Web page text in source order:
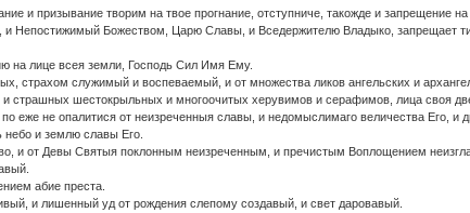
и призывание творим на твое прогнание, отступниче, такожде и запрещение
Божеством, Царю Славы, и Вседержителю Владыко, запрещает
на лице всея земли, Господь Сил Имя Ему.
страхом служимый и воспеваемый, и от множества ликов ангельских и
страшных шестокрыльных и многоочитых херувимов и серафимов, лица своя
еже не опалитися от неизреченныя славы, и недомыслимаго величества Его, и
и землю славы Его.
и от Девы Святыя поклонным неизреченным, и пречистым Воплощением
абие преста.
и лишенный уд от рождения слепому создавый, и свет даровавый.